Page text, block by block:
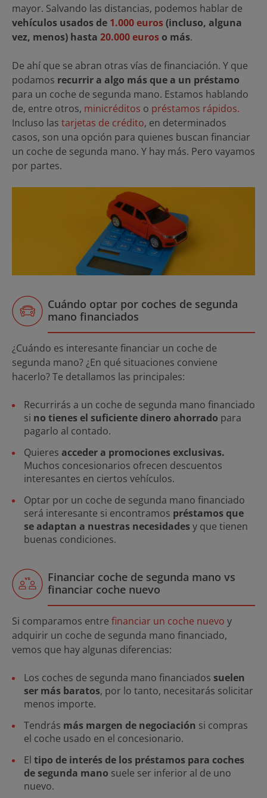
mayor. Salvando las distancias, podemos hablar de
vehículos usados de 1.000 euros(incluso, alguna
vez, menos) hasta 20.000 euroso más.
De ahí que se abran otras vías de financiación. Y que
podamos recurrir a algo más que a un préstamo
para un coche de segunda mano. Estamos hablando
de, entre otros, minicréditos o préstamos rápidos.
Incluso las tarjetas de crédito, en determinados
casos, son una opción para quienes buscan financiar
un coche de segunda mano. Y hay más. Pero vayamos
por partes.
Cuándo optar por coches de segunda
mano financiados
¿Cuándo es interesante financiar un coche de
segunda mano? ¿En qué situaciones conviene
hacerlo? Te detallamos las principales:
Recurrirás a un coche de segunda mano financiado
si no tienes el suficiente dinero ahorrado para
pagarlo al contado.
Quieres acceder a promociones exclusivas.
Muchos concesionarios ofrecen descuentos
interesantes en ciertos vehículos.
Optar por un coche de segunda mano financiado
será interesante si encontramos préstamos que
se adaptan a nuestras necesidadesy que tienen
buenas condiciones.
Financiar coche de segunda mano vs
financiar coche nuevo
Si comparamos entre financiar un coche nuevo y
adquirir un coche de segunda mano financiado,
vemos que hay algunas diferencias:
Los coches de segunda mano financiados suelen
ser más baratos, por lo tanto, necesitarás solicitar
menos importe.
Tendrás más margen de negociación si compras
el coche usado en el concesionario.
El tipo de interés de los préstamos para coches
de segunda mano suele ser inferior al de uno
nuevo.